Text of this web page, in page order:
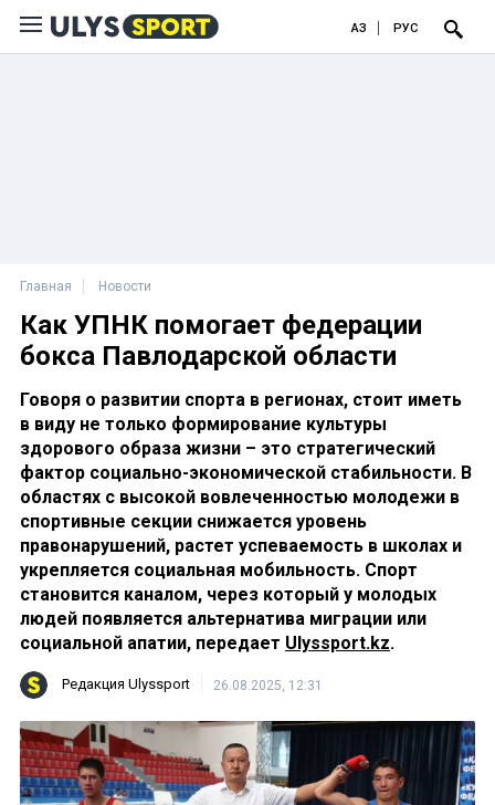
ҚАЗ РУС
Главная Новости
Как УПНК помогает федерации
бокса Павлодарской области
Говоря о развитии спорта в регионах, стоит иметь
в виду не только формирование культуры
здорового образа жизни – это стратегический
фактор социально-экономической стабильности. В
областях с высокой вовлеченностью молодежи в
спортивные секции снижается уровень
правонарушений, растет успеваемость в школах и
укрепляется социальная мобильность. Спорт
становится каналом, через который у молодых
людей появляется альтернатива миграции или
социальной апатии, передает Ulyssport.kz.
Редакция Ulyssport 26.08.2025, 12:31